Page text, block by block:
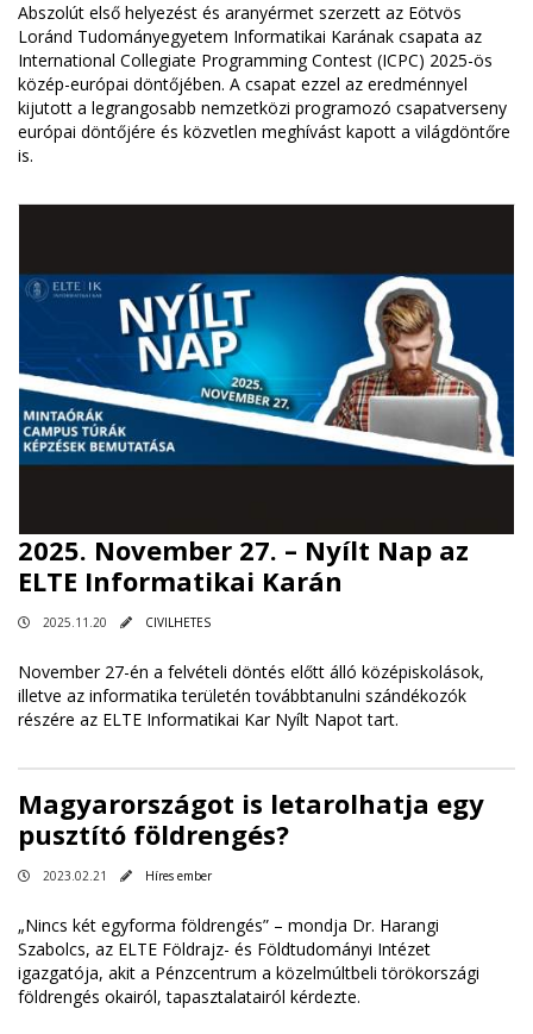
Abszolút első helyezést és aranyérmet szerzett az Eötvös
Loránd Tudományegyetem Informatikai Karának csapata az
International Collegiate Programming Contest (ICPC) 2025-ös
közép-európai döntőjében. A csapat ezzel az eredménnyel
kijutott a legrangosabb nemzetközi programozó csapatverseny
európai döntőjére és közvetlen meghívást kapott a világdöntőre
is.
2025. November 27. – Nyílt Nap az
ELTE Informatikai Karán
2025.11.20 CIVILHETES
November 27-én a felvételi döntés előtt álló középiskolások,
illetve az informatika területén továbbtanulni szándékozók
részére az ELTE Informatikai Kar Nyílt Napot tart.
Magyarországot is letarolhatja egy
pusztító földrengés?
2023.02.21 Híres ember
„Nincs két egyforma földrengés” – mondja Dr. Harangi
Szabolcs, az ELTE Földrajz- és Földtudományi Intézet
igazgatója, akit a Pénzcentrum a közelmúltbeli törökországi
földrengés okairól, tapasztalatairól kérdezte.